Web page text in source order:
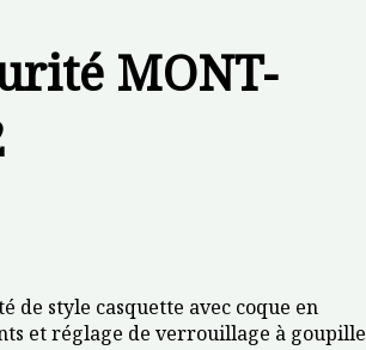
MONT-
de style casquette avec coque en
et réglage de verrouillage à goupille